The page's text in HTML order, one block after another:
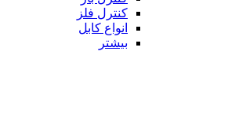
کنترل فلز
انواع کابل
بیشتر